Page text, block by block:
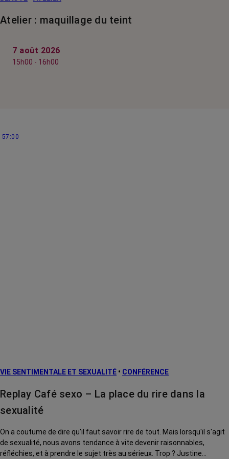
Atelier : maquillage du teint
7 août 2026
15h00 - 16h00
57:00
VIE SENTIMENTALE ET SEXUALITÉ • CONFÉRENCE
Replay Café sexo – La place du rire dans la
sexualité
On a coutume de dire qu'il faut savoir rire de tout. Mais lorsqu'il s'agit
de sexualité, nous avons tendance à vite devenir raisonnables,
réfléchies, et à prendre le sujet très au sérieux. Trop ? Justine